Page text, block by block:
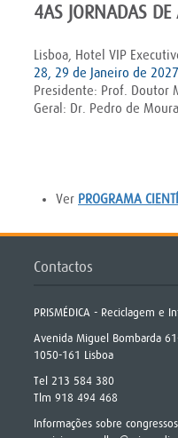
4AS JORNADAS
Lisboa, Hotel VIP
28, 29 de Janeiro de 2027
Presidente: Prof. Doutor
Geral: Dr. Pedro de
Ver PROGRAMA
Contactos
PRISMÉDICA - Reciclagem e
Avenida Miguel Bombarda
1050-161 Lisboa
Tel 213 584 380
Tlm 918 494 468
Informações sobre